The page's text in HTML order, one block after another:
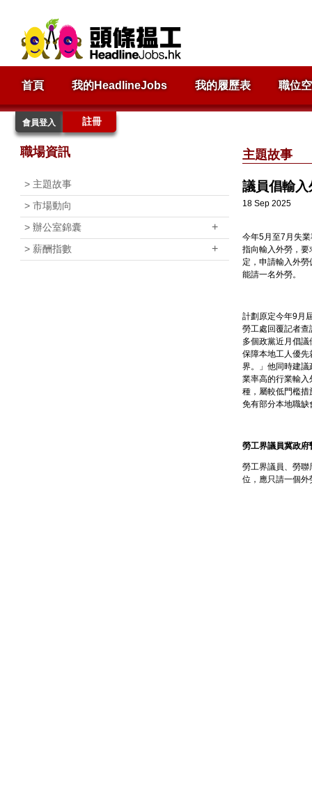
首頁 我的HeadlineJobs 我的履歷表 職位
會員登入 註冊
職場資訊
> 主題故事
> 市場動向
> 辦公室錦囊 +
> 薪酬指數 +
主題故事
議員倡輸
18 Sep 2025
今年5月至7月失
指向輸入外勞，
定，申請輸入外
能請一名外勞。
計劃原定今年9月
勞工處回覆記者
多個政黨近月倡
保障本地工人優
界。」他同時建
業率高的行業輸
種，屬較低門檻
免有部分本地職
勞工界議員冀政府
勞工界議員、勞
位，應只請一個